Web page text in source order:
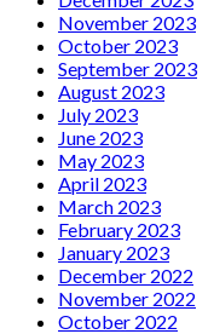
November 2023
October 2023
September 2023
August 2023
July 2023
June 2023
May 2023
April 2023
March 2023
February 2023
January 2023
December 2022
November 2022
October 2022